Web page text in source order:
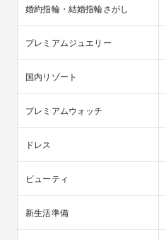
婚約指輪・結婚指輪さがし
プレミアムジュエリー
国内リゾート
プレミアムウォッチ
ドレス
ビューティ
新生活準備